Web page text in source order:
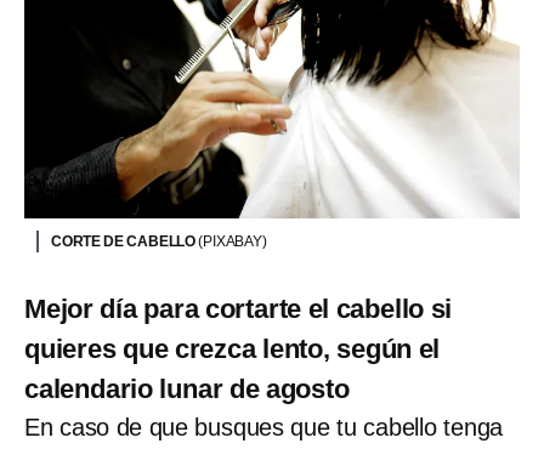
CORTE DE CABELLO(PIXABAY)
Mejor día para cortarte el cabello si
quieres que crezca lento, según el
calendario lunar de agosto
En caso de que busques que tu cabello tenga